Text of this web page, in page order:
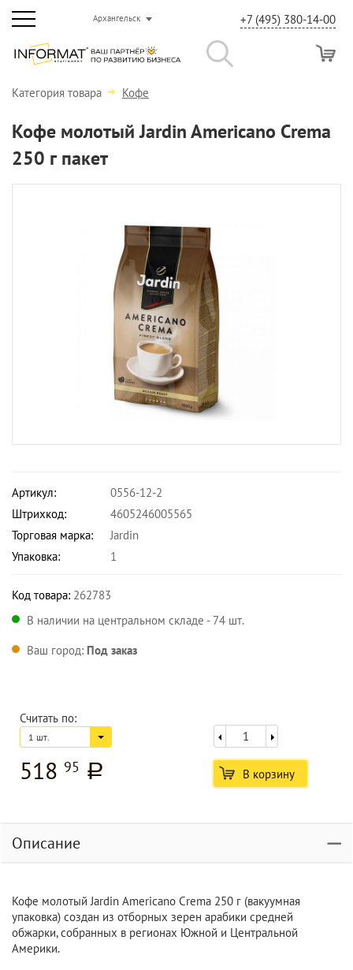
Архангельск +7 (495) 380-14-00
Категория товара Кофе
Кофе молотый Jardin Americano Crema
250 г пакет
Артикул:
0556-12-2
Штрихкод:
4605246005565
Торговая марка:
Jardin
Упаковка:
1
Код товара: 262783
В наличии на центральном складе - 74 шт.
Ваш город: Под заказ
Считать по:
1 шт.
518 95 a В корзину
Описание
Кофе молотый Jardin Americano Crema 250 г (вакуумная
упаковка) создан из отборных зерен арабики средней
обжарки, собранных в регионах Южной и Центральной
Америки.